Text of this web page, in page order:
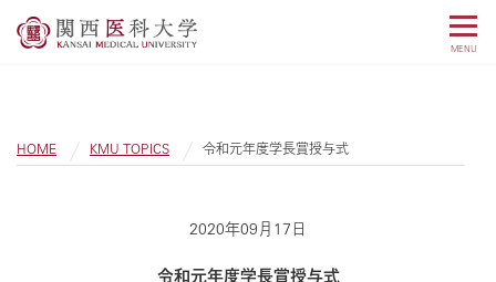
MENU
HOME KMU TOPICS 令和元年度学長賞授与式
2020年09月17日
令和元年度学長賞授与式